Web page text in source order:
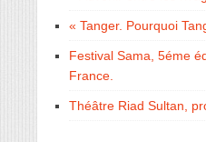
« Tanger. Pourquoi
Festival Sama, 5éme
France.
Théâtre Riad Sultan,